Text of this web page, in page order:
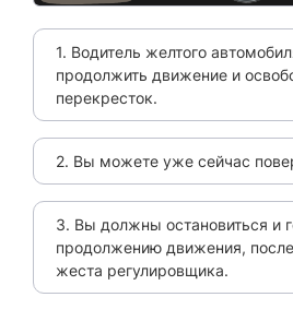
1. Водитель желтого
продолжить движение и
перекресток.
2. Вы можете уже сейчас
3. Вы должны остановиться и
продолжению движения,
жеста регулировщика.